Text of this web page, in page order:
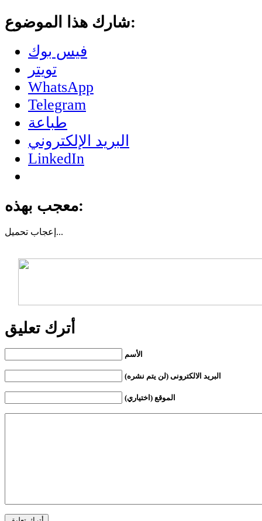
شارك هذا الموضوع:
فيس بوك
تويتر
WhatsApp
Telegram
طباعة
البريد الإلكتروني
LinkedIn
معجب بهذه:
إعجاب تحميل...
أترك تعليق
الأسم
البريد الالكترونى (لن يتم نشره)
الموقع (اختياري)